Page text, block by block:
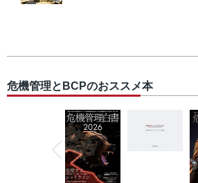
危機管理とBCPのおススメ本